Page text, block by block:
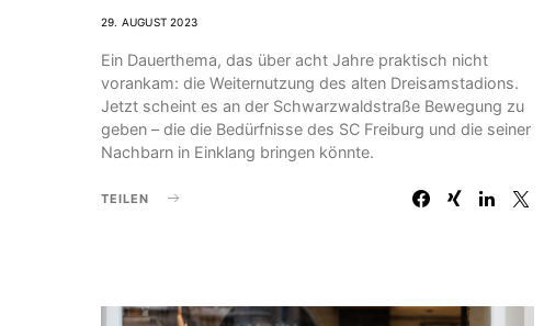
29. AUGUST 2023
Ein Dauerthema, das über acht Jahre praktisch nicht
vorankam: die Weiternutzung des alten Dreisamstadions.
Jetzt scheint es an der Schwarzwaldstraße Bewegung zu
geben – die die Bedürfnisse des SC Freiburg und die seiner
Nachbarn in Einklang bringen könnte.
TEILEN